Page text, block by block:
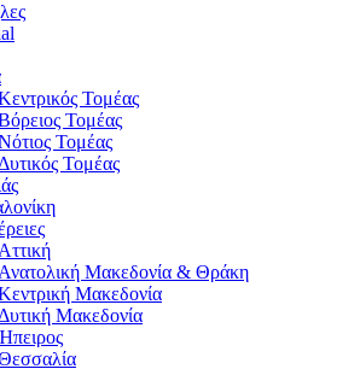
Τομέας
Τομέας
Τομέας
Δυτικός Τομέας
Αττική
Ανατολική Μακεδονία & Θράκη
Μακεδονία
Δυτική Μακεδονία